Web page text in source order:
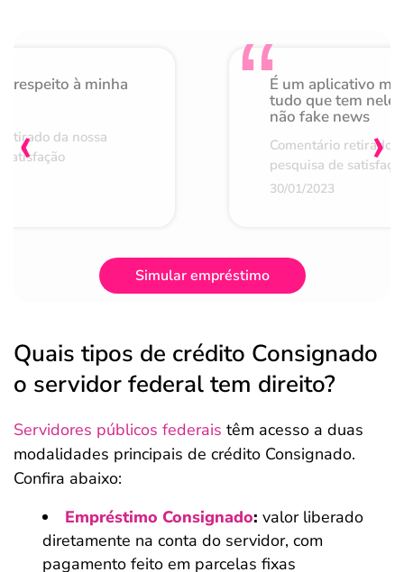
respeito à minha
da nossa
É um aplicativo
tudo que tem nele
não fake news
Comentário retirado
pesquisa de
30/01/2023
‹ ›
Simular empréstimo
Quais tipos de crédito Consignado
o servidor federal tem direito?
Servidores públicos federais têm acesso a duas
modalidades principais de crédito Consignado.
Confira abaixo:
Empréstimo Consignado: valor liberado
diretamente na conta do servidor, com
pagamento feito em parcelas fixas